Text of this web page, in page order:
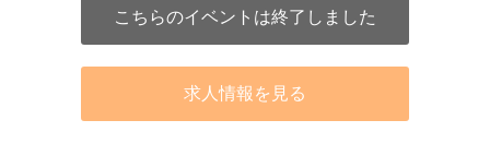
こちらのイベントは終了しました
求人情報を見る